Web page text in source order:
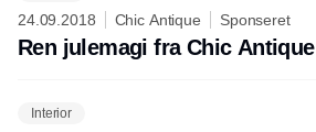
24.09.2018 Chic Antique Sponseret
Ren julemagi fra Chic Antique
Interior